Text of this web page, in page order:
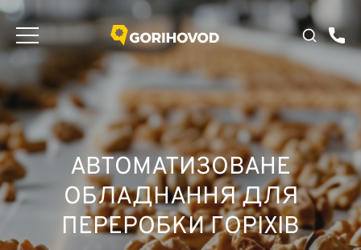
АВТОМАТИЗОВАНЕ
ОБЛАДНАННЯ ДЛЯ
ПЕРЕРОБКИ ГОРІХІВ